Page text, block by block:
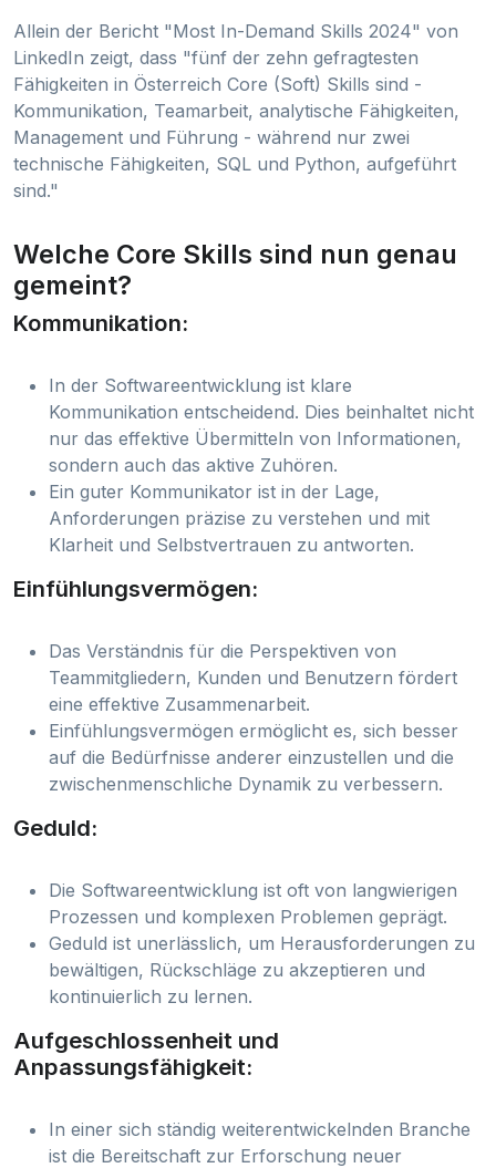
Allein der Bericht "Most In-Demand Skills 2024" von
LinkedIn zeigt, dass "fünf der zehn gefragtesten
Fähigkeiten in Österreich Core (Soft) Skills sind -
Kommunikation, Teamarbeit, analytische Fähigkeiten,
Management und Führung - während nur zwei
technische Fähigkeiten, SQL und Python, aufgeführt
sind."
Welche Core Skills sind nun genau
gemeint?
Kommunikation:
In der Softwareentwicklung ist klare
Kommunikation entscheidend. Dies beinhaltet nicht
nur das effektive Übermitteln von Informationen,
sondern auch das aktive Zuhören.
Ein guter Kommunikator ist in der Lage,
Anforderungen präzise zu verstehen und mit
Klarheit und Selbstvertrauen zu antworten.
Einfühlungsvermögen:
Das Verständnis für die Perspektiven von
Teammitgliedern, Kunden und Benutzern fördert
eine effektive Zusammenarbeit.
Einfühlungsvermögen ermöglicht es, sich besser
auf die Bedürfnisse anderer einzustellen und die
zwischenmenschliche Dynamik zu verbessern.
Geduld:
Die Softwareentwicklung ist oft von langwierigen
Prozessen und komplexen Problemen geprägt.
Geduld ist unerlässlich, um Herausforderungen zu
bewältigen, Rückschläge zu akzeptieren und
kontinuierlich zu lernen.
Aufgeschlossenheit und
Anpassungsfähigkeit:
In einer sich ständig weiterentwickelnden Branche
ist die Bereitschaft zur Erforschung neuer